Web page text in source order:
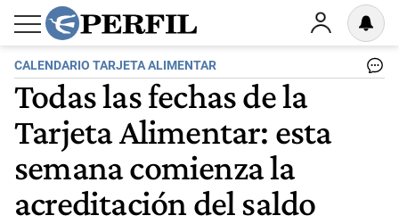
CALENDARIO TARJETA ALIMENTAR
Todas las fechas de la
Tarjeta Alimentar: esta
semana comienza la
acreditación del saldo